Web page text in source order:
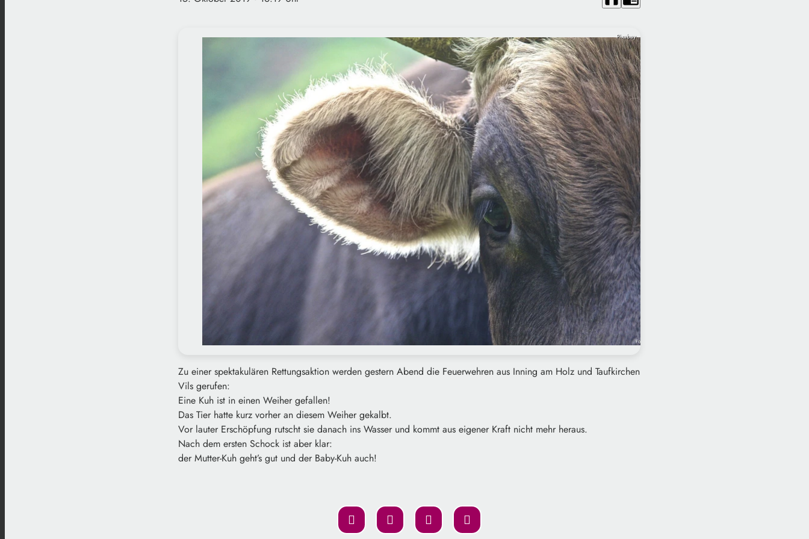
Pixabay
Zu einer spektakulären Rettungsaktion werden gestern Abend die Feuerwehren aus Inning am Holz und Taufkirchen
Vils gerufen:
Eine Kuh ist in einen Weiher gefallen!
Das Tier hatte kurz vorher an diesem Weiher gekalbt.
Vor lauter Erschöpfung rutscht sie danach ins Wasser und kommt aus eigener Kraft nicht mehr heraus.
Nach dem ersten Schock ist aber klar:
der Mutter-Kuh geht’s gut und der Baby-Kuh auch!